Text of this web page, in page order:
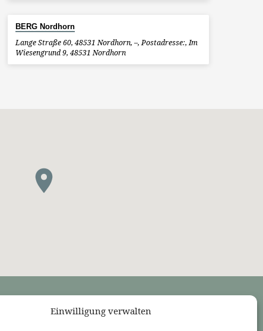
Einwilligung verwalten
BERG Nordhorn
Lange Straße 60, 48531 Nordhorn, –, Postadresse:, Im
Wiesengrund 9, 48531 Nordhorn